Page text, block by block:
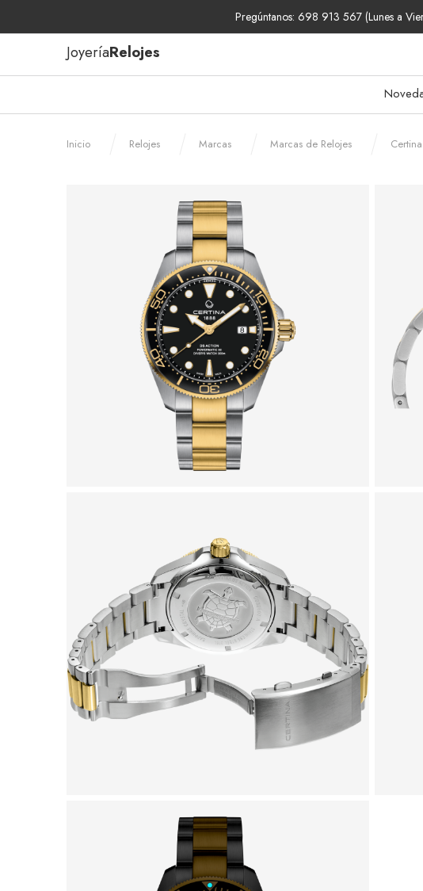
Pregúntanos: 698 913 567 (Lunes a
JoyeríaRelojes
Inicio Relojes Marcas Marcas de Relojes Certina